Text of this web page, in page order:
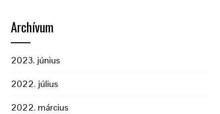
Archívum
2023. június
2022. július
2022. március